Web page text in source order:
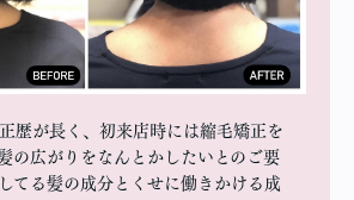
歴が長く、初来店時には縮毛矯正を
の広がりをなんとかしたいとのご要
てる髪の成分とくせに働きかける成